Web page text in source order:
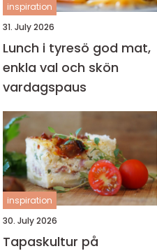
inspiration
31. July 2026
Lunch i tyresö god mat,
enkla val och skön
vardagspaus
inspiration
30. July 2026
Tapaskultur på